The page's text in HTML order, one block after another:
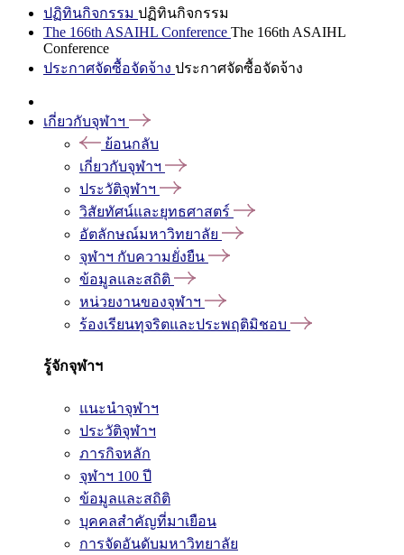
ปฏิทินกิจกรรม ปฏิทินกิจกรรม
The 166th ASAIHL Conference The 166th ASAIHL
Conference
ประกาศจัดซื้อจัดจ้าง ประกาศจัดซื้อจัดจ้าง
เกี่ยวกับจุฬาฯ
ย้อนกลับ
เกี่ยวกับจุฬาฯ
ประวัติจุฬาฯ
วิสัยทัศน์และยุทธศาสตร์
อัตลักษณ์มหาวิทยาลัย
จุฬาฯ กับความยั่งยืน
ข้อมูลและสถิติ
หน่วยงานของจุฬาฯ
ร้องเรียนทุจริตและประพฤติมิชอบ
รู้จักจุฬาฯ
แนะนำจุฬาฯ
ประวัติจุฬาฯ
ภารกิจหลัก
จุฬาฯ 100 ปี
ข้อมูลและสถิติ
บุคคลสำคัญที่มาเยือน
การจัดอันดับมหาวิทยาลัย